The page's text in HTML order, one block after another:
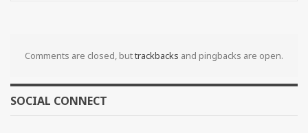
Comments are closed, buttrackbacks and pingbacks are open.
SOCIAL CONNECT